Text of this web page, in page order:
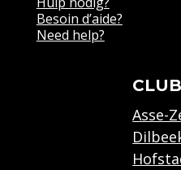
Besoin d’aide?
Need help?
Asse-